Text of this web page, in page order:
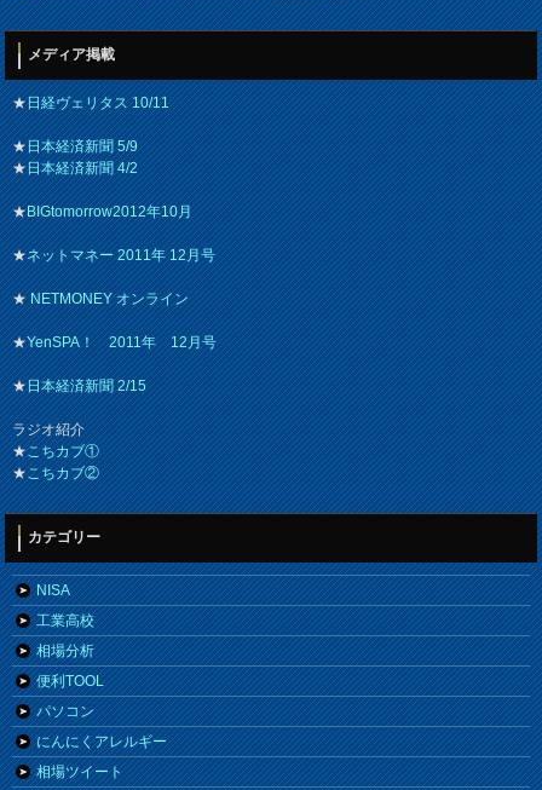
メディア掲載
★日経ヴェリタス 10/11
★日本経済新聞 5/9
★日本経済新聞 4/2
★BIGtomorrow2012年10月
★ネットマネー 2011年 12月号
★NETMONEY オンライン
★YenSPA！ 2011年 12月号
★日本経済新聞 2/15
ラジオ紹介
★こちカブ①
★こちカブ②
カテゴリー
NISA
工業高校
相場分析
便利TOOL
パソコン
にんにくアレルギー
相場ツイート